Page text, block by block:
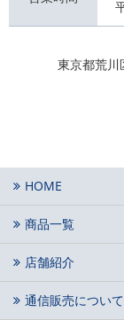
東京都荒
HOME
商品一覧
店舗紹介
通信販売について